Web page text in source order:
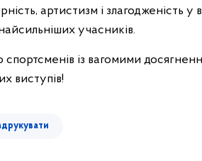
артистизм і злагодженість
учасників.
спортсменів із вагомими
виступів!